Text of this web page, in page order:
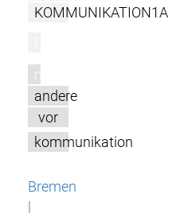
KOMMUNIKATION1A
m
andere
vor
kommunikation
Bremen
|